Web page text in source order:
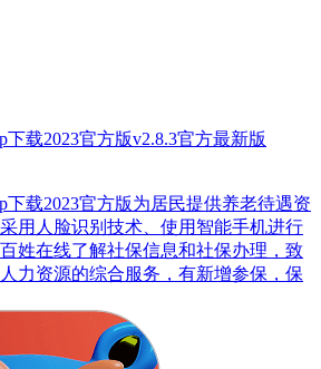
下载2023官方版v2.8.3官方最新版
下载2023官方版为居民提供养老待遇资
用人脸识别技术、使用智能手机进行
姓在线了解社保信息和社保办理，致
力资源的综合服务，有新增参保，保